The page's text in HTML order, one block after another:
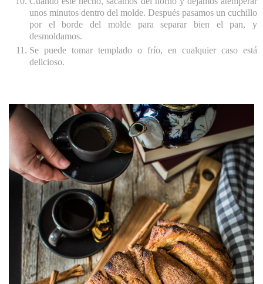
unos minutos dentro del molde. Después pasamos un cuchillo
por el borde del molde para separar bien el pan, y
desmoldamos.
Se puede tomar templado o frío, en cualquier caso está
delicioso.